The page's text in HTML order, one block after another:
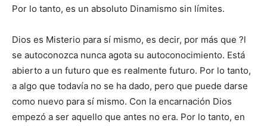
Por lo tanto, es un absoluto Dinamismo sin límites.
Dios es Misterio para sí mismo, es decir, por más que ?l
se autoconozca nunca agota su autoconocimiento. Está
abierto a un futuro que es realmente futuro. Por lo tanto,
a algo que todavía no se ha dado, pero que puede darse
como nuevo para sí mismo. Con la encarnación Dios
empezó a ser aquello que antes no era. Por lo tanto, en